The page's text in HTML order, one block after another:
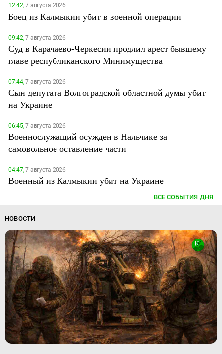
12:42,7 августа 2026
Боец из Калмыкии убит в военной операции
09:42,7 августа 2026
Суд в Карачаево-Черкесии продлил арест бывшему
главе республиканского Минимущества
07:44,7 августа 2026
Сын депутата Волгоградской областной думы убит
на Украине
06:45,7 августа 2026
Военнослужащий осужден в Нальчике за
самовольное оставление части
04:47,7 августа 2026
Военный из Калмыкии убит на Украине
ВСЕ СОБЫТИЯ ДНЯ
НОВОСТИ